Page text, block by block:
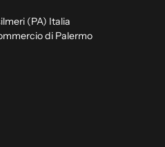
(PA) Italia
di Palermo